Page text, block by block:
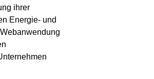
ihrer
Energie- und